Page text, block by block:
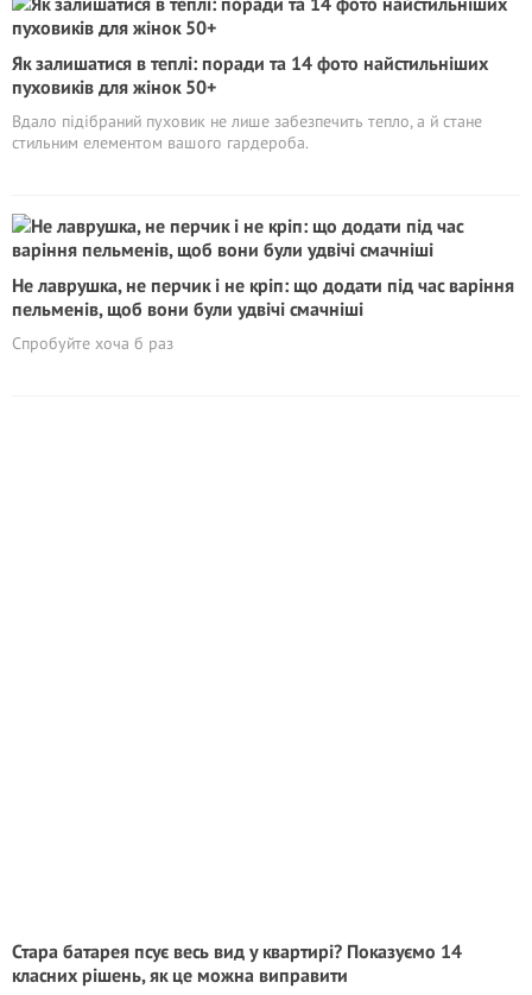
Як залишатися в теплі: поради та 14 фото найстильніших
пуховиків для жінок 50+
Вдало підібраний пуховик не лише забезпечить тепло, а й стане
стильним елементом вашого гардероба.
Не лаврушка, не перчик і не кріп: що додати під час варіння
пельменів, щоб вони були удвічі смачніші
Спробуйте хоча б раз
Стара батарея псує весь вид у квартирі? Показуємо 14
класних рішень, як це можна виправити